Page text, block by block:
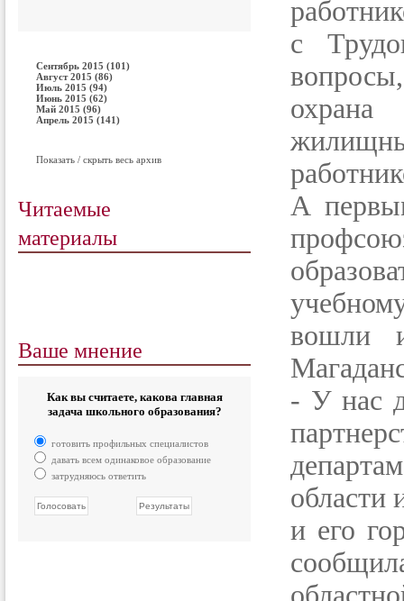
Сентябрь 2015 (101)
Август 2015 (86)
Июль 2015 (94)
Июнь 2015 (62)
Май 2015 (96)
Апрель 2015 (141)
Показать / скрыть весь архив
Читаемые
материалы
Ваше мнение
Как вы считаете, какова главная
задача школьного образования?
готовить профильных специалистов
давать всем одинаковое образование
затрудняюсь ответить
с
охрана
А
вошли и
- У нас
области
и его